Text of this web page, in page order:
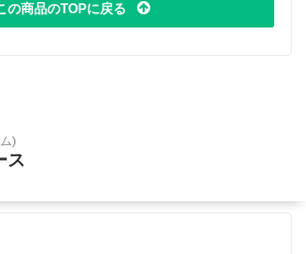
の商品のTOPに戻る
)
ス